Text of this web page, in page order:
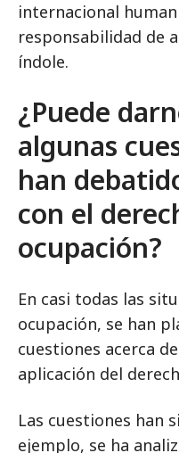
internacional
responsabilidad de
índole.
¿Puede
algunas
han
con el
ocupación?
En casi todas las
ocupación, se han
cuestiones acerca
aplicación del
Las cuestiones han
ejemplo, se ha